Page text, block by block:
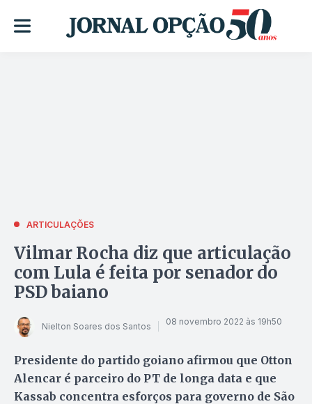
ARTICULAÇÕES
Vilmar Rocha diz que articulação
com Lula é feita por senador do
PSD baiano
Nielton Soares dos Santos 08 novembro 2022 às 19h50
Presidente do partido goiano afirmou que Otton
Alencar é parceiro do PT de longa data e que
Kassab concentra esforços para governo de São